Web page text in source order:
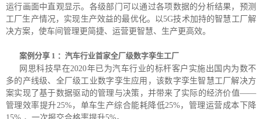
运行画面中直观显示。各级部门可以通过各项数据的分析结果，预测
工厂生产情况，实现生产效益的最优化。以5G技术加持的智慧工厂解
决方案，使车间管理更简捷、运营更智慧、生产更高效。
案例分享 1 ：汽车行业首家全厂级数字孪生工厂
网思科技早在2020年已为汽车行业的标杆客户实施出国内为数不
多的产线级、全厂级工业数字孪生应用，该数字孪生智慧工厂解决方
案实现了基于数据驱动的管理与决策，并带来了实际的经济价值——
管理效率提升25%，单车生产综合能耗降低25%，管理运营成本下降